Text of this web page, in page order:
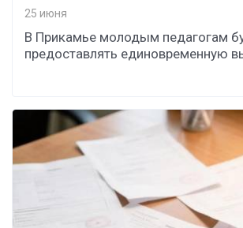
25 июня
В Прикамье молодым педагогам
предоставлять единовременную